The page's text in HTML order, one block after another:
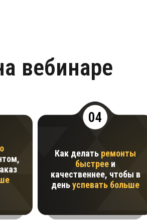
вебинаре
Как делать ремонты
быстрее и
качественнее, чтобы в
деньуспевать больше
04